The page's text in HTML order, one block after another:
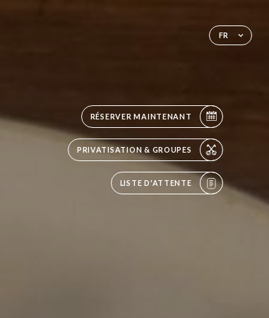
FR
RÉSERVER MAINTENANT
PRIVATISATION & GROUPES
LISTE D'ATTENTE